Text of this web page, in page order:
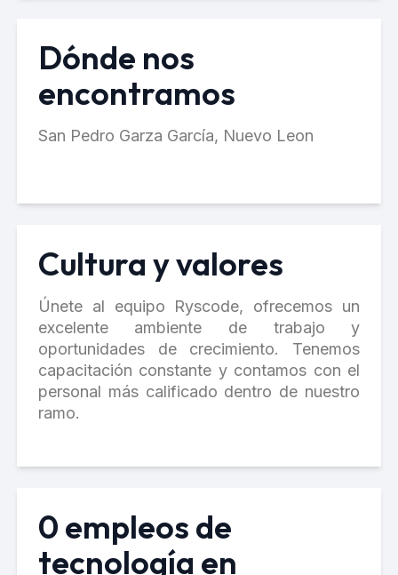
Dónde nos
encontramos
San Pedro Garza García, Nuevo Leon
Cultura y valores
Únete al equipo Ryscode, ofrecemos un
excelente ambiente de trabajo y
oportunidades de crecimiento. Tenemos
capacitación constante y contamos con el
personal más calificado dentro de nuestro
ramo.
0 empleos de
tecnología en